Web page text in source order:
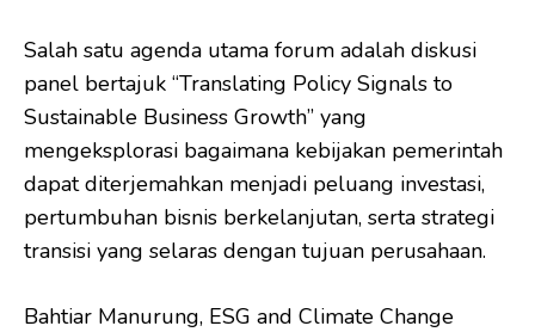
Salah satu agenda utama forum adalah diskusi
panel bertajuk “Translating Policy Signals to
Sustainable Business Growth” yang
mengeksplorasi bagaimana kebijakan pemerintah
dapat diterjemahkan menjadi peluang investasi,
pertumbuhan bisnis berkelanjutan, serta strategi
transisi yang selaras dengan tujuan perusahaan.
Bahtiar Manurung, ESG and Climate Change